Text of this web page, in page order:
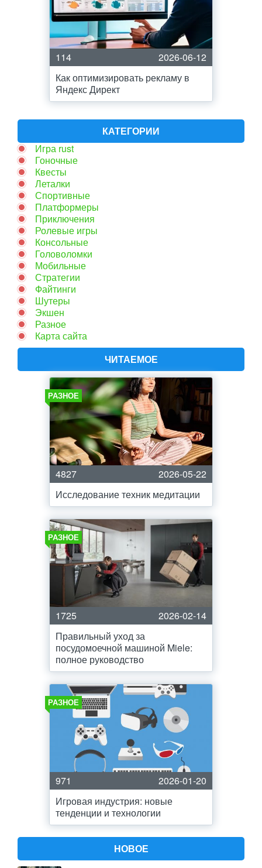
114
2026-06-12
Как оптимизировать рекламу в
Яндекс Директ
КАТЕГОРИИ
Игра rust
Гоночные
Квесты
Леталки
Спортивные
Платформеры
Приключения
Ролевые игры
Консольные
Головоломки
Мобильные
Стратегии
Файтинги
Шутеры
Экшен
Разное
Карта сайта
ЧИТАЕМОЕ
РАЗНОЕ
4827
2026-05-22
Исследование техник медитации
РАЗНОЕ
1725
2026-02-14
Правильный уход за
посудомоечной машиной Miele:
полное руководство
РАЗНОЕ
971
2026-01-20
Игровая индустрия: новые
тенденции и технологии
НОВОЕ